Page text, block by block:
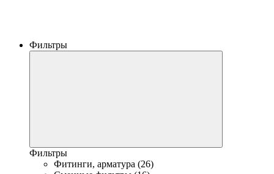
Фильтры
Фильтры
Фитинги, арматура (26)